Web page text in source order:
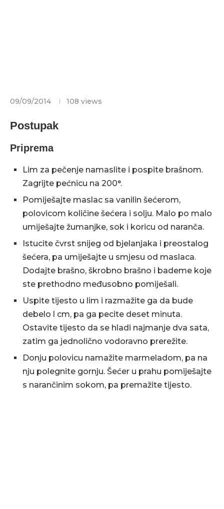
09/09/2014 108 views
Postupak
Priprema
Lim za pečenje namaslite i pospite brašnom.
Zagrijte pećnicu na 200°.
Pomiješajte maslac sa vanilin šećerom,
polovicom količine šećera i solju. Malo po malo
umiješajte žumanjke, sok i koricu od naranča.
Istucite čvrst snijeg od bjelanjaka i preostalog
šećera, pa umiješajte u smjesu od maslaca.
Dodajte brašno, škrobno brašno i bademe koje
ste prethodno međusobno pomiješali.
Uspite tijesto u lim i razmažite ga da bude
debelo l cm, pa ga pecite deset minuta.
Ostavite tijesto da se hladi najmanje dva sata,
zatim ga jednolično vodoravno prerežite.
Donju polovicu namažite marmeladom, pa na
nju polegnite gornju. Šećer u prahu pomiješajte
s narančinim sokom, pa premažite tijesto.